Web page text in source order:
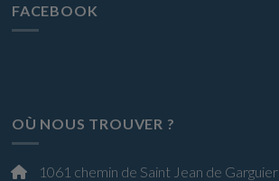
FACEBOOK
OÙ NOUS TROUVER ?
1061 chemin de Saint Jean de Garguier